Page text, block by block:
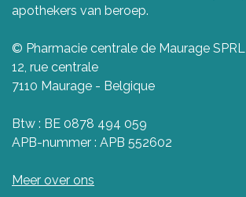
apothekers van beroep.
© Pharmacie centrale de Maurage SPRL
12, rue centrale
7110 Maurage - Belgique
Btw : BE 0878 494 059
APB-nummer : APB 552602
Meer over ons